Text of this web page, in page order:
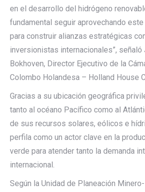
en el desarrollo del hidrógeno
fundamental seguir aprovechando
para construir alianzas estratégicas
inversionistas internacionales”, señaló
Bokhoven, Director Ejecutivo de la
Colombo Holandesa – Holland House
Gracias a su ubicación geográfica
tanto al océano Pacífico como al
de sus recursos solares, eólicos e
perfila como un actor clave en la
verde para atender tanto la demanda
internacional.
Según la Unidad de Planeación